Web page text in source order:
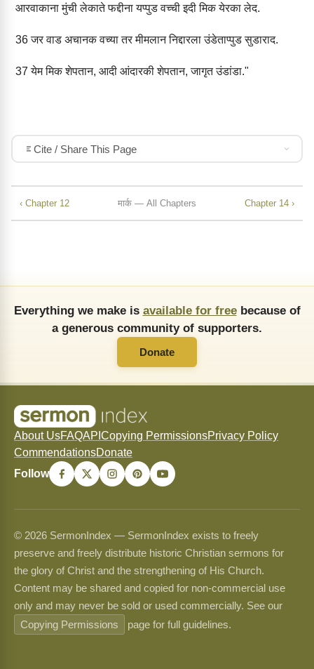
आरवाकाना मुंची लेकाते फद्दीना यप्पुड वच्ची इदी मिक येरका लेद.
36जर वाड अचानक वच्या तर मीमलान निद्दारला उंडेताप्पुड सुडाराद.
37 येम मिक शेपतान, आदी आंदारकी शेपतान, जागृत उंडांडा."
Cite / Share This Page
‹ Chapter 12 मार्क — All Chapters Chapter 14 ›
Everything we make is available for freebecause of
a generous community of supporters.
Donate
About UsFAQAPI Copying PermissionsPrivacy Policy
CommendationsDonate
Follow
© 2026 SermonIndex — SermonIndex exists to freely
preserve and freely distribute historic Christian sermons for
the glory of Christ and the strengthening of His Church.
Content may be shared and copied for non-commercial use
only and may never be sold or used commercially. See our
Copying Permissions
page for full guidelines.